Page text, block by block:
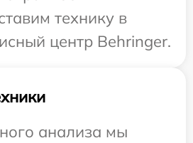
технику в
центр Behringer.
анализа мы